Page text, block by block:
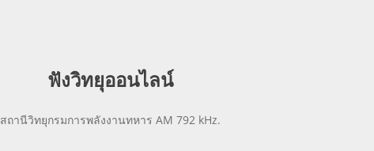
ฟังวิทยุออนไลน์
สถานีวิทยุกรมการพลังงานทหาร AM 792 kHz.